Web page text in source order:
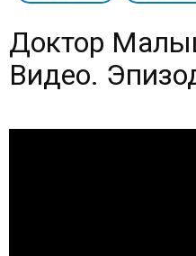
Доктор
Видео.